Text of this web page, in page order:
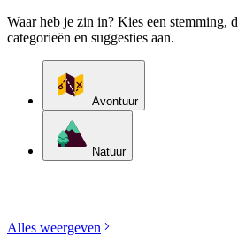
Waar heb je zin in? Kies een stemming,
categorieën en suggesties aan.
Avontuur
Natuur
Alles weergeven